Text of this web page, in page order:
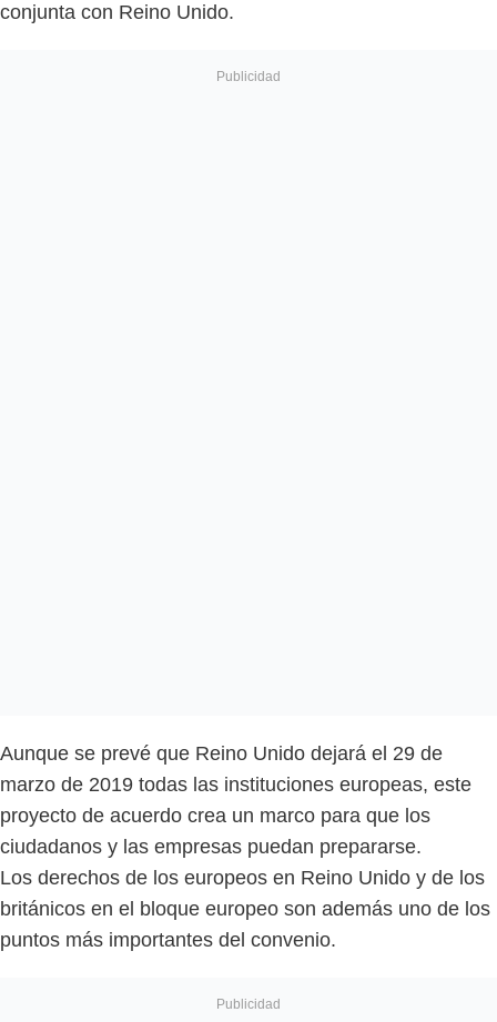
conjunta con Reino Unido.
Aunque se prevé que Reino Unido dejará el 29 de
marzo de 2019 todas las instituciones europeas, este
proyecto de acuerdo crea un marco para que los
ciudadanos y las empresas puedan prepararse.
Los derechos de los europeos en Reino Unido y de los
británicos en el bloque europeo son además uno de los
puntos más importantes del convenio.